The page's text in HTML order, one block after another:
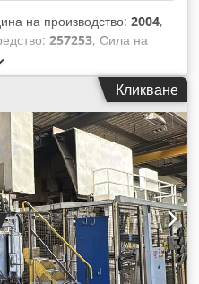
на производство: 2004,
257253, Сила на
69 000 kg, оборудван
машина за отстраняване на
номер: 181013, година
kg, индустриален робот
година на производство:
kg, пещ за топене и
WESTOFEN
на производство: 2004,
970 dm³, собствено
22 kW, машината не
употреба. Dcodpfxszhayde
Кликване